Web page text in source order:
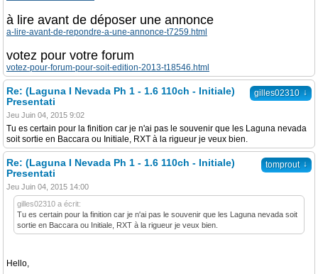
à lire avant de déposer une annonce
a-lire-avant-de-repondre-a-une-annonce-t7259.html
votez pour votre forum
votez-pour-forum-pour-soit-edition-2013-t18546.html
gilles02310 ↓
Re: (Laguna I Nevada Ph 1 - 1.6 110ch - Initiale)
Presentati
Jeu Juin 04, 2015 9:02
Tu es certain pour la finition car je n'ai pas le souvenir que les Laguna nevada
soit sortie en Baccara ou Initiale, RXT à la rigueur je veux bien.
tomprout ↓
Re: (Laguna I Nevada Ph 1 - 1.6 110ch - Initiale)
Presentati
Jeu Juin 04, 2015 14:00
gilles02310 a écrit:
Tu es certain pour la finition car je n'ai pas le souvenir que les Laguna nevada soit
sortie en Baccara ou Initiale, RXT à la rigueur je veux bien.
Hello,